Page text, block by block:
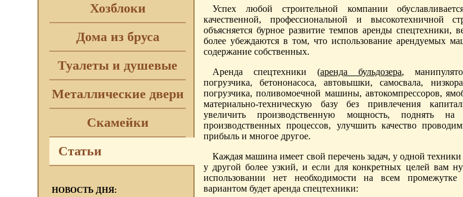
Хозблоки
Дома из бруса
Туалеты и душевые
Металлические двери
Скамейки
Статьи
НОВОСТЬ ДНЯ:
Успех любой строительной компании
качественной, профессиональной и высокотехничной
объясняется бурное развитие темпов аренды спецтехники,
более убеждаются в том, что использование арендуемых
содержание собственных.
Аренда спецтехники (аренда бульдозера,
погрузчика, бетононасоса, автовышки, самосвала,
погрузчика, поливомоечной машины, автокомпрессоров,
материально-техническую базу без привлечения
увеличить производственную мощность, поднять
производственных процессов, улучшить качество
прибыль и многое другое.
Каждая машина имеет свой перечень задач, у одной
у другой более узкий, и если для конкретных целей вам
использовании нет необходимости на всем промежутке
вариантом будет аренда спецтехники: